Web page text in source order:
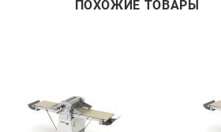
ПОХОЖИЕ ТОВАРЫ